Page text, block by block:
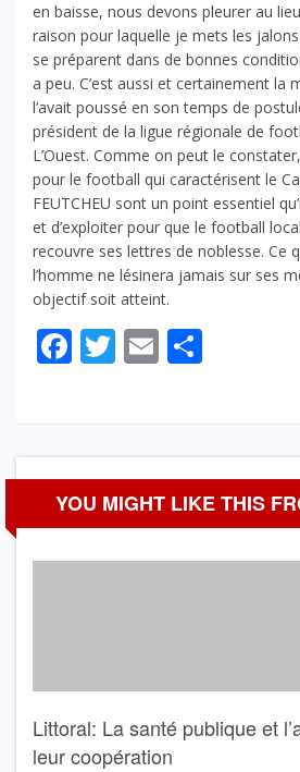
en baisse, nous devons pleurer au lieu
raison pour laquelle je mets les
se préparent dans de bonnes
a peu. C’est aussi et certainement la
l’avait poussé en son temps de
président de la ligue régionale de
L’Ouest. Comme on peut le
pour le football qui caractérisent le
FEUTCHEU sont un point essentiel
et d’exploiter pour que le football
recouvre ses lettres de noblesse. Ce
l’homme ne lésinera jamais sur ses
objectif soit atteint.
Facebook
Twitter
Email
YOU MIGHT LIKE THIS
Littoral: La santé publique et
leur coopération